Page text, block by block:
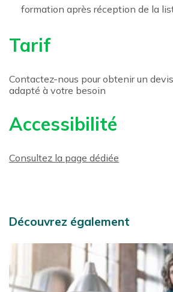
formation après réception de la
Tarif
Contactez-nous pour obtenir un
adapté à votre besoin
Accessibilité
Consultez la page dédiée
Découvrez également